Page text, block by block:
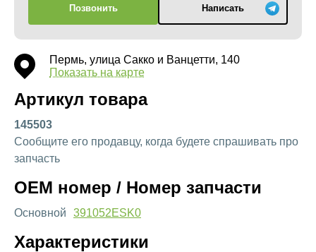
Позвонить Написать
Пермь, улица Сакко и Ванцетти, 140
Показать на карте
Артикул товара
145503
Сообщите его продавцу, когда будете спрашивать про
запчасть
OEM номер / Номер запчасти
Основной 391052ESK0
Характеристики